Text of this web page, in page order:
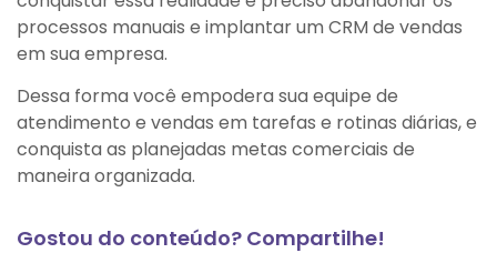
processos manuais e implantar um CRM de vendas
em sua empresa.
Dessa forma você empodera sua equipe de
atendimento e vendas em tarefas e rotinas diárias, e
conquista as planejadas metas comerciais de
maneira organizada.
Gostou do conteúdo? Compartilhe!